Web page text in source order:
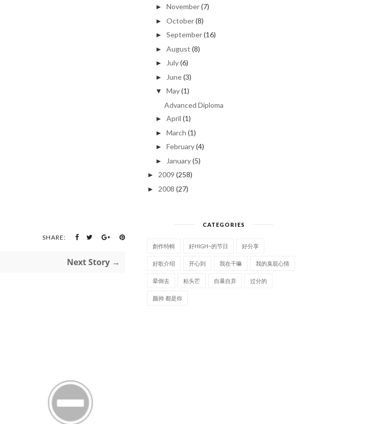
SHARE:
Next Story →
►November(7)
►October(8)
►September(16)
►August (8)
► July(6)
► June(3)
▼ May(1)
Advanced Diploma
►April (1)
►March (1)
►February(4)
► January(5)
► 2009 (258)
► 2008 (27)
CATEGORIES
創作特輯 好HIGH~的节日 好分享
好歌介绍 开心到 我在干嘛 我的臭屁心情
晕倒去 粘头芒 自暴自弃 过分的
颜帅 都是你